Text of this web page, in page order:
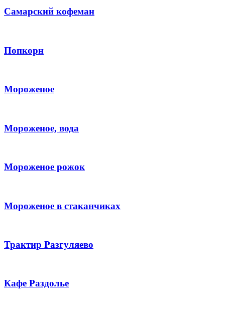
Самарский кофеман
Попкорн
Мороженое
Мороженое, вода
Мороженое рожок
Мороженое в стаканчиках
Трактир Разгуляево
Кафе Раздолье